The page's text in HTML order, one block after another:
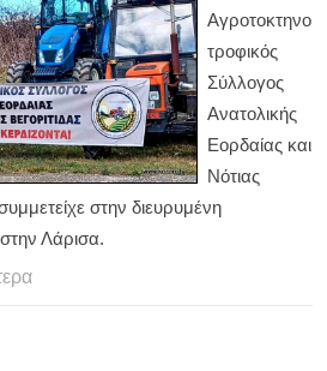
Αγροτοκτηνο
τροφικός
Σύλλογος
Ανατολικής
Εορδαίας και
Νότιας
στην διευρυμένη
Λάρισα.